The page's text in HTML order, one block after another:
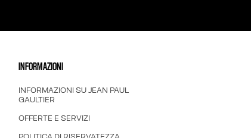
INFORMAZIONI
INFORMAZIONI SU JEAN PAUL
GAULTIER
OFFERTE E SERVIZI